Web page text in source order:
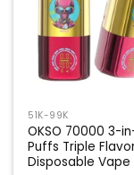
51K-99K
OKSO 70000 3-
Puffs Triple
Disposable Vape